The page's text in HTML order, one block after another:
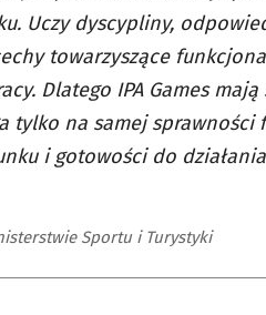
Uczy dyscypliny,
towarzyszące
Dlatego IPA Games mają
tylko na samej sprawności
i gotowości do
Sportu i Turystyki